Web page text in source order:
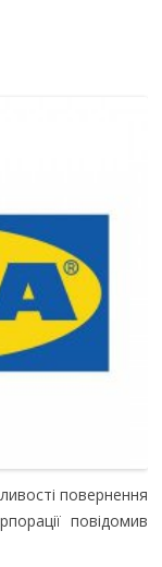
повернення
повідомив